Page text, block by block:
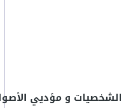
الشخصيات و مؤديي